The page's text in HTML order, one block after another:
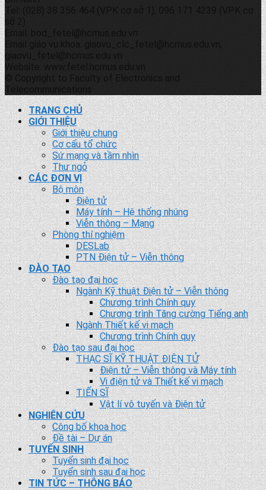
Tel: (028) 38 356 464 (VPK cơ sở 1), 096 171 4239 (VPK cơ
sở 2)
Email: bod_fetel@hcmus.edu.vn
Email giáo vụ khoa: giaovu_clc_fetel@hcmus.edu.vn;
giaovu_fetel@hcmus.edu.vn
Website: www.fetel.hcmus.edu.vn
© Copyright to Faculty of Electronics and
Telecommunications
TRANG CHỦ
GIỚI THIỆU
Giới thiệu chung
Cơ cấu tổ chức
Sứ mạng và tầm nhìn
Thư ngỏ
CÁC ĐƠN VỊ
Bộ môn
Điện tử
Máy tính – Hệ thống nhúng
Viễn thông – Mạng
Phòng thí nghiệm
DESLab
PTN Điện tử – Viễn thông
ĐÀO TẠO
Đào tạo đại học
Ngành Kỹ thuật Điện tử – Viễn thông
Chương trình Chính quy
Chương trình Tăng cường Tiếng anh
Ngành Thiết kế vi mạch
Chương trình Chính quy
Đào tạo sau đại học
THẠC SĨ KỸ THUẬT ĐIỆN TỬ
Điện tử – Viễn thông và Máy tính
Vi điện tử và Thiết kế vi mạch
TIẾN SĨ
Vật lí vô tuyến và Điện tử
NGHIÊN CỨU
Công bố khoa học
Đề tài – Dự án
TUYỂN SINH
Tuyển sinh đại học
Tuyển sinh sau đại học
TIN TỨC – THÔNG BÁO